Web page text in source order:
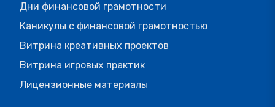
Дни финансовой грамотности
Каникулы с финансовой грамотностью
Витрина креативных проектов
Витрина игровых практик
Лицензионные материалы